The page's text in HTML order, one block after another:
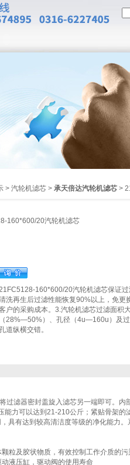
> 汽轮机滤芯 > 承天倍达汽轮机滤芯 >
160*600/20汽轮机滤芯
160*600/20汽轮机滤芯保证
洗再生后过滤性能恢复90%以上，免更
户的采购成本。3.汽轮机滤芯过滤面积
（28%—50%）、孔径（4u—160u）及
道纵横交错。
过滤器密封盖旋入滤芯另一端即可。内
力可以达到21-210公斤；紧贴骨架的
具有达到较高清洁度等级的净化能力。
粒及胶状物质，有效控制工作介质的污
液压缸，驱动阀的使用寿命